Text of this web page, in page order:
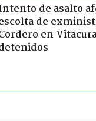
de asalto
de
en